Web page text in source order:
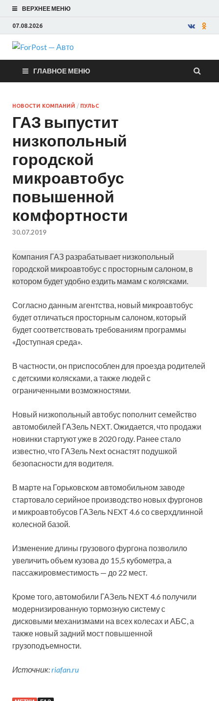
ВЕРХНЕЕ МЕНЮ
07.08.2026
ForPost —
Авто
ГЛАВНОЕ МЕНЮ
НОВОСТИ КОМПАНИЙ / ПУЛЬС
ГАЗ выпустит
низкопольный
городской
микроавтобус
повышенной
комфортности
30.07.2019
Компания ГАЗ разрабатывает низкопольный
городской микроавтобус с просторным салоном, в
котором будет удобно ездить мамам с колясками.
Согласно данным агентства, новый микроавтобус
будет отличаться просторным салоном, который
будет соответствовать требованиям программы
«Доступная среда».
В частности, он приспособлен для проезда родителей
с детскими колясками, а также людей с
ограниченными возможностями.
Новый низкопольный автобус пополнит семейство
автомобилей ГАЗель NEXT. Ожидается, что продажи
новинки стартуют уже в 2020 году. Ранее стало
известно, что ГАЗель Next оснастят подушкой
безопасности для водителя.
В марте на Горьковском автомобильном заводе
стартовало серийное производство новых фургонов
и микроавтобусов ГАЗель NEXT 4.6 со сверхдлинной
колесной базой.
Изменение длины грузового фургона позволило
увеличить объем кузова до 15,5 кубометра, а
пассажировместимость — до 22 мест.
Кроме того, автомобили ГАЗель NEXT 4.6 получили
модернизированную тормозную систему с
дисковыми механизмами на всех колесах и АБС, а
также новый задний мост повышенной
грузоподъемности.
Источник:riafan.ru